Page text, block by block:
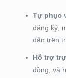
Tự phục
đăng ký,
dẫn trên
Hỗ trợ
đồng, và